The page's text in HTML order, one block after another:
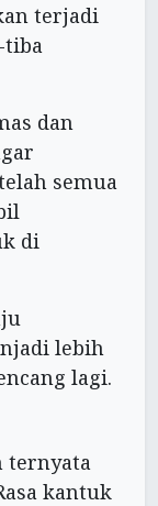
terjadi
tiba
dan
semua
di
lebih
lagi.
ternyata
kantuk